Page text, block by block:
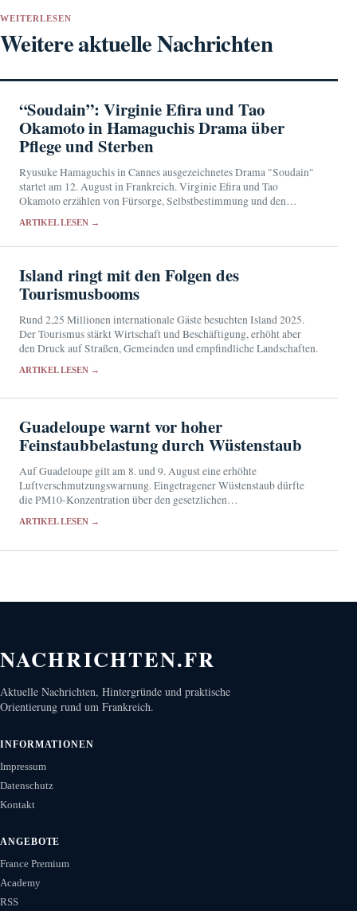
WEITERLESEN
Weitere aktuelle Nachrichten
“Soudain”: Virginie Efira und Tao
Okamoto in Hamaguchis Drama über
Pflege und Sterben
Ryusuke Hamaguchis in Cannes ausgezeichnetes Drama "Soudain"
startet am 12. August in Frankreich. Virginie Efira und Tao
Okamoto erzählen von Fürsorge, Selbstbestimmung und den
ARTIKEL LESEN →
Island ringt mit den Folgen des
Tourismusbooms
Rund 2,25 Millionen internationale Gäste besuchten Island 2025.
Der Tourismus stärkt Wirtschaft und Beschäftigung, erhöht aber
den Druck auf Straßen, Gemeinden und empfindliche Landschaften.
ARTIKEL LESEN →
Guadeloupe warnt vor hoher
Feinstaubbelastung durch Wüstenstaub
Auf Guadeloupe gilt am 8. und 9. August eine erhöhte
Luftverschmutzungswarnung. Eingetragener Wüstenstaub dürfte
die PM10-Konzentration über den gesetzlichen
ARTIKEL LESEN →
NACHRICHTEN.FR
Aktuelle Nachrichten, Hintergründe und praktische
Orientierung rund um Frankreich.
INFORMATIONEN
Impressum
Datenschutz
Kontakt
ANGEBOTE
France Premium
Academy
RSS